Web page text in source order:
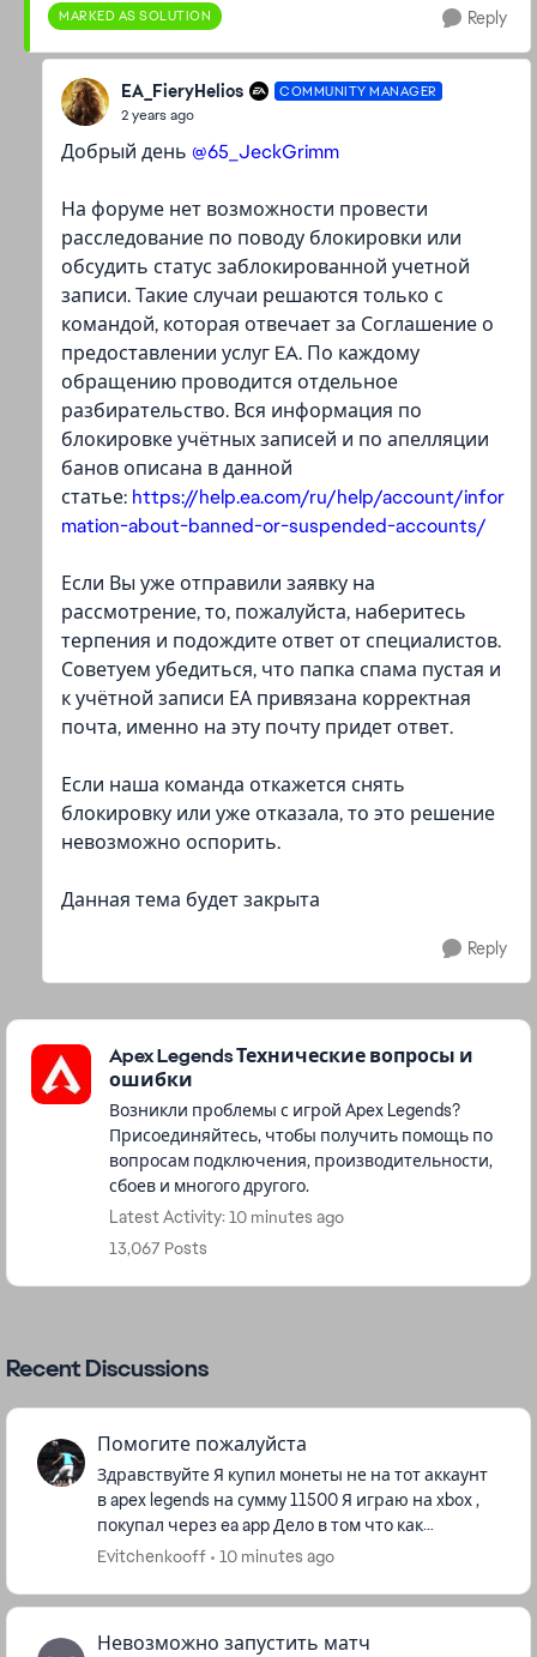
MARKED AS SOLUTION Reply
EA_FieryHelios COMMUNITY MANAGER
2 years ago
Добрый день @65_JeckGrimm
На форуме нет возможности провести
расследование по поводу блокировки или
обсудить статус заблокированной учетной
записи. Такие случаи решаются только с
командой, которая отвечает за Соглашение о
предоставлении услуг EA. По каждому
обращению проводится отдельное
разбирательство. Вся информация по
блокировке учётных записей и по апелляции
банов описана в данной
статье: https://help.ea.com/ru/help/account/infor
mation-about-banned-or-suspended-accounts/
Если Вы уже отправили заявку на
рассмотрение, то, пожалуйста, наберитесь
терпения и подождите ответ от специалистов.
Советуем убедиться, что папка спама пустая и
к учётной записи ЕА привязана корректная
почта, именно на эту почту придет ответ.
Если наша команда откажется снять
блокировку или уже отказала, то это решение
невозможно оспорить.
Данная тема будет закрыта
Reply
Featured Places
Apex Legends Технические вопросы и
ошибки
Возникли проблемы с игрой Apex Legends?
Присоединяйтесь, чтобы получить помощь по
вопросам подключения, производительности,
сбоев и многого другого.
Latest Activity: 10 minutes ago
13,067 Posts
Recent Discussions
Помогите пожалуйста
Здравствуйте Я купил монеты не на тот аккаунт
в apex legends на сумму 11500 Я играю на xbox ,
покупал через ea app Дело в том что как
оказалось что я авторизовался на старой
Evitchenkooff 10 minutes ago
Невозможно запустить матч